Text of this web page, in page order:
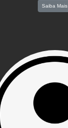
Saiba Mais